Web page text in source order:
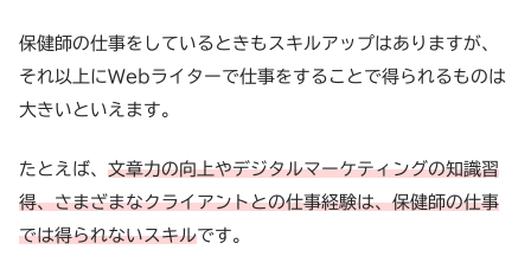
保健師の仕事をしているときもスキルアップはありますが、
それ以上にWebライターで仕事をすることで得られるものは
大きいといえます。
たとえば、 文章力の向上やデジタルマーケティングの知識習
得、さまざまなクライアントとの仕事経験は、保健師の仕事
では得られないスキルです。